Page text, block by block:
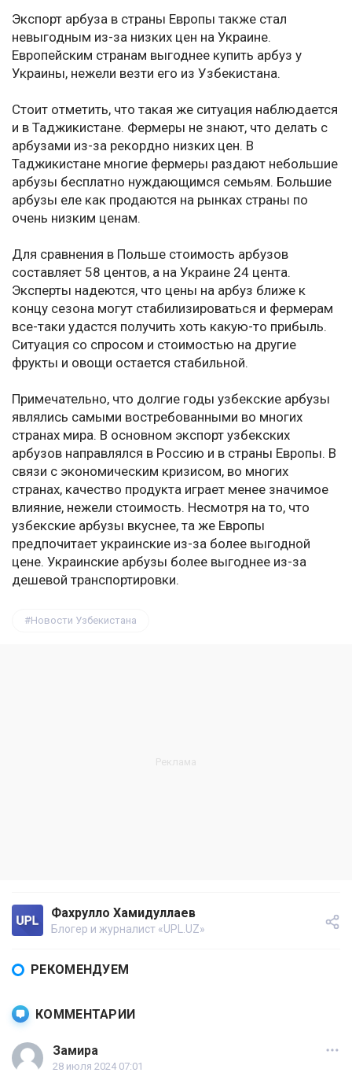
Экспорт арбуза в страны Европы также стал
невыгодным из-за низких цен на Украине.
Европейским странам выгоднее купить арбуз у
Украины, нежели везти его из Узбекистана.
Стоит отметить, что такая же ситуация наблюдается
и в Таджикистане. Фермеры не знают, что делать с
арбузами из-за рекордно низких цен. В
Таджикистане многие фермеры раздают небольшие
арбузы бесплатно нуждающимся семьям. Большие
арбузы еле как продаются на рынках страны по
очень низким ценам.
Для сравнения в Польше стоимость арбузов
составляет 58 центов, а на Украине 24 цента.
Эксперты надеются, что цены на арбуз ближе к
концу сезона могут стабилизироваться и фермерам
все-таки удастся получить хоть какую-то прибыль.
Ситуация со спросом и стоимостью на другие
фрукты и овощи остается стабильной.
Примечательно, что долгие годы узбекские арбузы
являлись самыми востребованными во многих
странах мира. В основном экспорт узбекских
арбузов направлялся в Россию и в страны Европы. В
связи с экономическим кризисом, во многих
странах, качество продукта играет менее значимое
влияние, нежели стоимость. Несмотря на то, что
узбекские арбузы вкуснее, та же Европы
предпочитает украинские из-за более выгодной
цене. Украинские арбузы более выгоднее из-за
дешевой транспортировки.
Новости Узбекистана
Фахрулло Хамидуллаев
Блогер и журналист «UPL.UZ»
РЕКОМЕНДУЕМ
КОММЕНТАРИИ
Замира
28 июля 2024 07:01